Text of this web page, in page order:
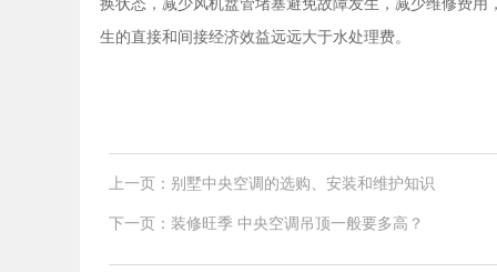
生的直接和间接经济效益远远大于水处理费。
上一页：别墅中央空调的选购、安装和维护知识
下一页：装修旺季 中央空调吊顶一般要多高？